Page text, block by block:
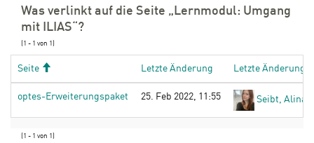
Was verlinkt auf die Seite „Lernmodul: Umgang
mit ILIAS“?
(1 - 1 von 1)
Seite Letzte Änderung Letzte Änderung
optes-Erweiterungspaket 25. Feb 2022, 11:55 Seibt, Alina
(1 - 1 von 1)